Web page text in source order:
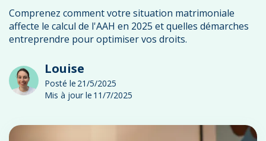
Comprenez comment votre situation matrimoniale
affecte le calcul de l'AAH en 2025 et quelles démarches
entreprendre pour optimiser vos droits.
Louise
Posté le 21/5/2025
Mis à jour le 11/7/2025